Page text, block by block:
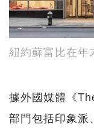
紐約蘇富比在年
據外國媒體《
部門包括印象派